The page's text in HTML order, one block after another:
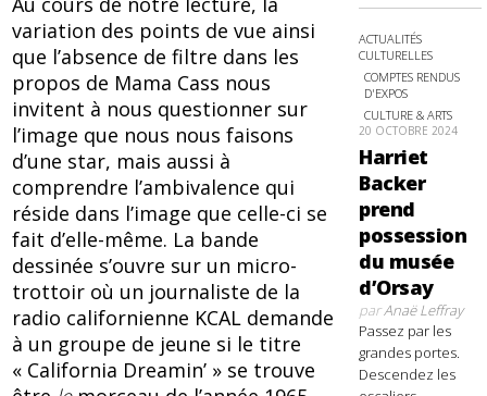
variation des points de vue ainsi
que l’absence de filtre dans les
propos de Mama Cass nous
invitent à nous questionner sur
l’image que nous nous faisons
d’une star, mais aussi à
comprendre l’ambivalence qui
réside dans l’image que celle-ci se
fait d’elle-même. La bande
dessinée s’ouvre sur un micro-
trottoir où un journaliste de la
radio californienne KCAL demande
à un groupe de jeune si le titre
« California Dreamin’ » se trouve
ACTUALITÉS
CULTURELLES
COMPTES RENDUS
D'EXPOS
CULTURE & ARTS
20 OCTOBRE 2024
Harriet
Backer
prend
possession
du musée
d’Orsay
parAnaë Leffray
Passez par les
grandes portes.
Descendez les